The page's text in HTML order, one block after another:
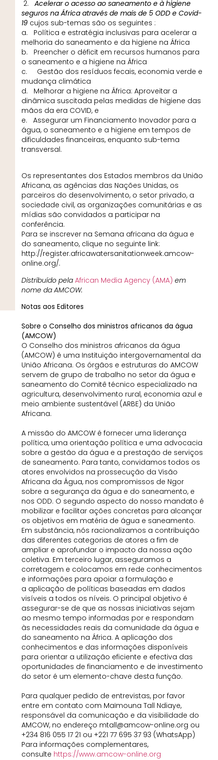
2. Acelerar o acesso ao saneamento e à higiene
seguros na África através de mais de 5 ODD e Covid-
19cujos sub-temas são os seguintes :
a. Política e estratégia inclusivas para acelerar a
melhoria do saneamento e da higiene na África
b. Preencher o déficit em recursos humanos para
o saneamento e a higiene na África
c. Gestão dos resíduos fecais, economia verde e
mudança climática
d. Melhorar a higiene na África: Aproveitar a
dinâmica suscitada pelas medidas de higiene das
mãos da era COVID, e
e. Assegurar um Financiamento Inovador para a
água, o saneamento e a higiene em tempos de
dificuldades financeiras, enquanto sub-tema
transversal.
Os representantes dos Estados membros da União
Africana, as agências das Nações Unidas, os
parceiros do desenvolvimento, o setor privado, a
sociedade civil, as organizações comunitárias e as
mídias são convidados a participar na
conferência.
Para se inscrever na Semana africana da água e
do saneamento, clique no seguinte link:
http://register.africawatersanitationweek.amcow-
online.org/.
Distribuído pela African Media Agency (AMA) em
nome da AMCOW.
Notas aos Editores
Sobre o Conselho dos ministros africanos da água
(AMCOW)
O Conselho dos ministros africanos da água
(AMCOW) é uma Instituição intergovernamental da
União Africana. Os órgãos e estruturas do AMCOW
servem de grupo de trabalho no setor da água e
saneamento do Comitê técnico especializado na
agricultura, desenvolvimento rural, economia azul e
meio ambiente sustentável (ARBE) da União
Africana.
A missão do AMCOW é fornecer uma liderança
política, uma orientação política e uma advocacia
sobre a gestão da água e a prestação de serviços
de saneamento. Para tanto, convidamos todos os
atores envolvidos na prossecução da Visão
Africana da Água, nos compromissos de Ngor
sobre a segurança da água e do saneamento, e
nos ODD. O segundo aspecto do nosso mandato é
mobilizar e facilitar ações concretas para alcançar
os objetivos em matéria de água e saneamento.
Em substância, nós racionalizamos a contribuição
das diferentes categorias de atores a fim de
ampliar e aprofundar o impacto da nossa ação
coletiva. Em terceiro lugar, asseguramos a
corretagem e colocamos em rede conhecimentos
e informações para apoiar a formulação e
a aplicação de políticas baseadas em dados
visíveis a todos os níveis. O principal objetivo é
assegurar-se de que as nossas iniciativas sejam
ao mesmo tempo informadas por e respondam
às necessidades reais da comunidade da água e
do saneamento na África. A aplicação dos
conhecimentos e das informações disponíveis
para orientar a utilização eficiente e efectiva das
oportunidades de financiamento e de investimento
do setor é um elemento-chave desta função.
Para qualquer pedido de entrevistas, por favor
entre em contato com Maïmouna Tall Ndiaye,
responsável da comunicação e da visibilidade do
AMCOW, no endereço mtall@amcow-online.org ou
+234 816 055 17 21 ou +221 77 695 37 93 (WhatsApp)
Para informações complementares,
consulte https://www.amcow-online.org